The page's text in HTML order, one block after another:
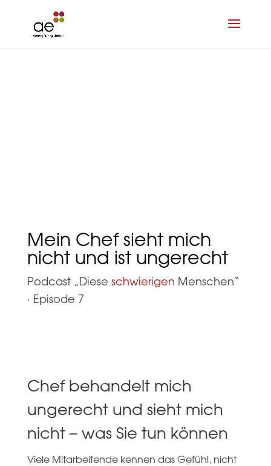
Mein Chef sieht mich
nicht und ist ungerecht
Podcast „Diese schwierigen Menschen“
· Episode 7
Chef behandelt mich
ungerecht und sieht mich
nicht – was Sie tun können
Viele Mitarbeitende kennen das Gefühl, nicht